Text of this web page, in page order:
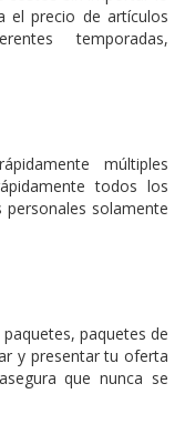
temporadas,
múltiples
todos los
solamente
paquetes de
y presentar tu oferta
que nunca se